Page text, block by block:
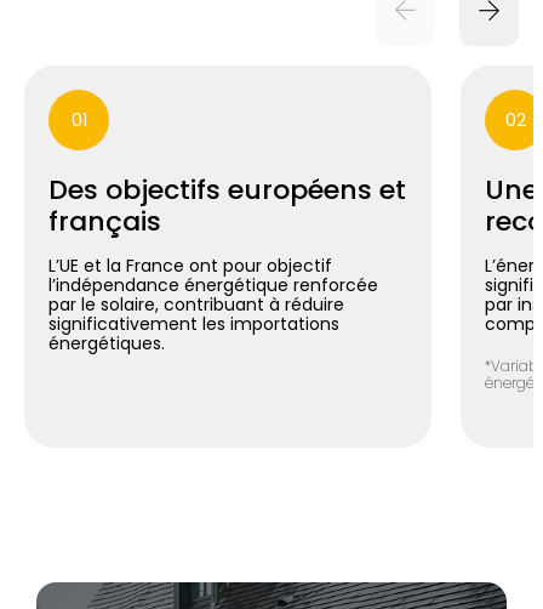
01
Des objectifs européens et
français
L’UE et la France ont pour objectif
l’indépendance énergétique renforcée
par le solaire, contribuant à réduire
significativement les importations
énergétiques.
02
par